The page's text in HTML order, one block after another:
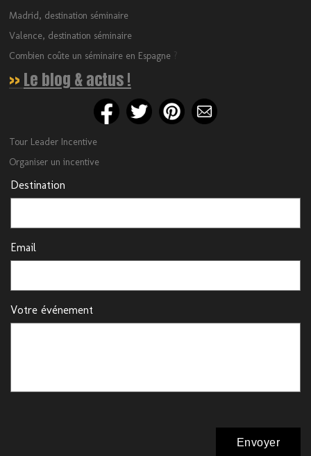
Madrid, destination séminaire
Valence, destination séminaire
Combien coûte un séminaire en Espagne ?
>> Le blog & actus !
Tour Leader Incentive
Organiser un incentive
Destination
Email
Votre événement